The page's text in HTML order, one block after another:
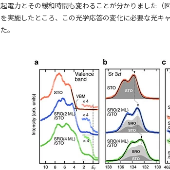
起電力とその緩和時間も変わることが分かりました（
を実施したところ、この光学応答の変化に必要な光キ
た。